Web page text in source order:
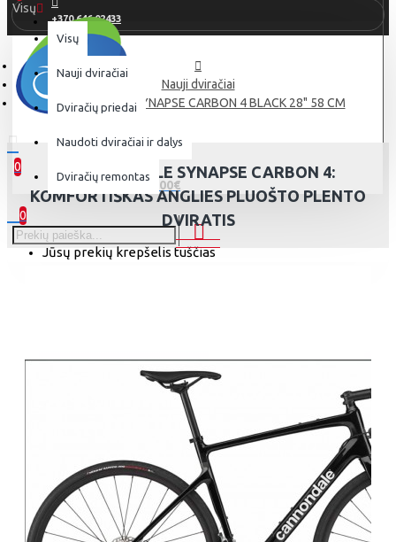
+370 646 02433
0
0 prekė(s) - 0.00€
0
Jūsų prekių krepšelis tuščias
Visų
Visų
Nauji dviračiai
Dviračių priedai
Naudoti dviračiai ir dalys
Dviračių remontas
Nauji dviračiai
CANNONDALE SYNAPSE CARBON 4 BLACK 28" 58 CM
CANNONDALE SYNAPSE CARBON 4:
KOMFORTIŠKAS ANGLIES PLUOŠTO PLENTO
DVIRATIS